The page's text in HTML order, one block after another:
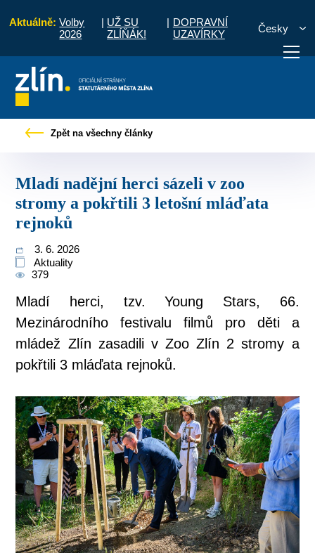
Aktuálně: Volby
2026
| UŽ SU
ZLÍŇÁK!
| DOPRAVNÍ
UZAVÍRKY
Česky
vyřídit Potřebuji zaplatit
Zpět na všechny články
Mladí nadějní herci sázeli v zoo
stromy a pokřtili 3 letošní mláďata
rejnoků
3. 6. 2026
Aktuality
379
Mladí herci, tzv. Young Stars, 66.
Mezinárodního festivalu filmů pro děti a
mládež Zlín zasadili v Zoo Zlín 2 stromy a
pokřtili 3 mláďata rejnoků.